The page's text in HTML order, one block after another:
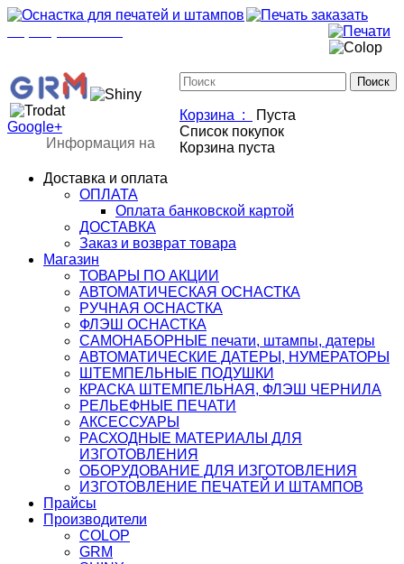
Корзина :
Пуста
Список покупок
Корзина пуста
Доставка и оплата
ОПЛАТА
Оплата банковской картой
ДОСТАВКА
Заказ и возврат товара
Магазин
ТОВАРЫ ПО АКЦИИ
АВТОМАТИЧЕСКАЯ ОСНАСТКА
РУЧНАЯ ОСНАСТКА
ФЛЭШ ОСНАСТКА
САМОНАБОРНЫЕ печати, штампы, датеры
АВТОМАТИЧЕСКИЕ ДАТЕРЫ, НУМЕРАТОРЫ
ШТЕМПЕЛЬНЫЕ ПОДУШКИ
КРАСКА ШТЕМПЕЛЬНАЯ, ФЛЭШ ЧЕРНИЛА
РЕЛЬЕФНЫЕ ПЕЧАТИ
АКСЕССУАРЫ
РАСХОДНЫЕ МАТЕРИАЛЫ ДЛЯ
ИЗГОТОВЛЕНИЯ
ОБОРУДОВАНИЕ ДЛЯ ИЗГОТОВЛЕНИЯ
ИЗГОТОВЛЕНИЕ ПЕЧАТЕЙ И ШТАМПОВ
Прайсы
Производители
COLOP
GRM
Google+
Информация на